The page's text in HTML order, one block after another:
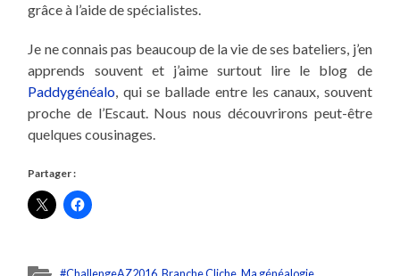
grâce à l’aide de spécialistes.
Je ne connais pas beaucoup de la vie de ses bateliers, j’en
apprends souvent et j’aime surtout lire le blog de
Paddygénéalo, qui se ballade entre les canaux, souvent
proche de l’Escaut. Nous nous découvrirons peut-être
quelques cousinages.
Partager :